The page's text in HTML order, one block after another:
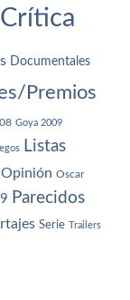
Crítica
Documentales
Premios
Goya 2009
Listas
Opinión Oscar
Parecidos
Serie Trailers